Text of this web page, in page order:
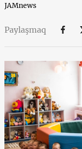
JAMnews
Paylaşmaq